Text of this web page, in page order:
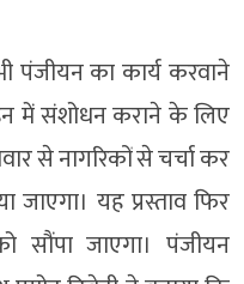
पंजीयन का कार्य करवाने
में संशोधन कराने के लिए
से नागरिकों से चर्चा कर
जाएगा। यह प्रस्ताव फिर
सौंपा जाएगा। पंजीयन